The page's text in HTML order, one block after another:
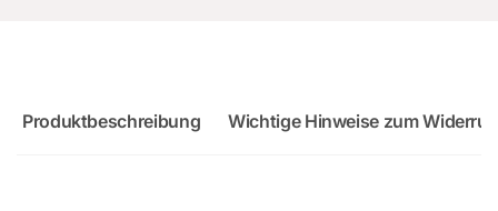
Produktbeschreibung Wichtige Hinweise zum